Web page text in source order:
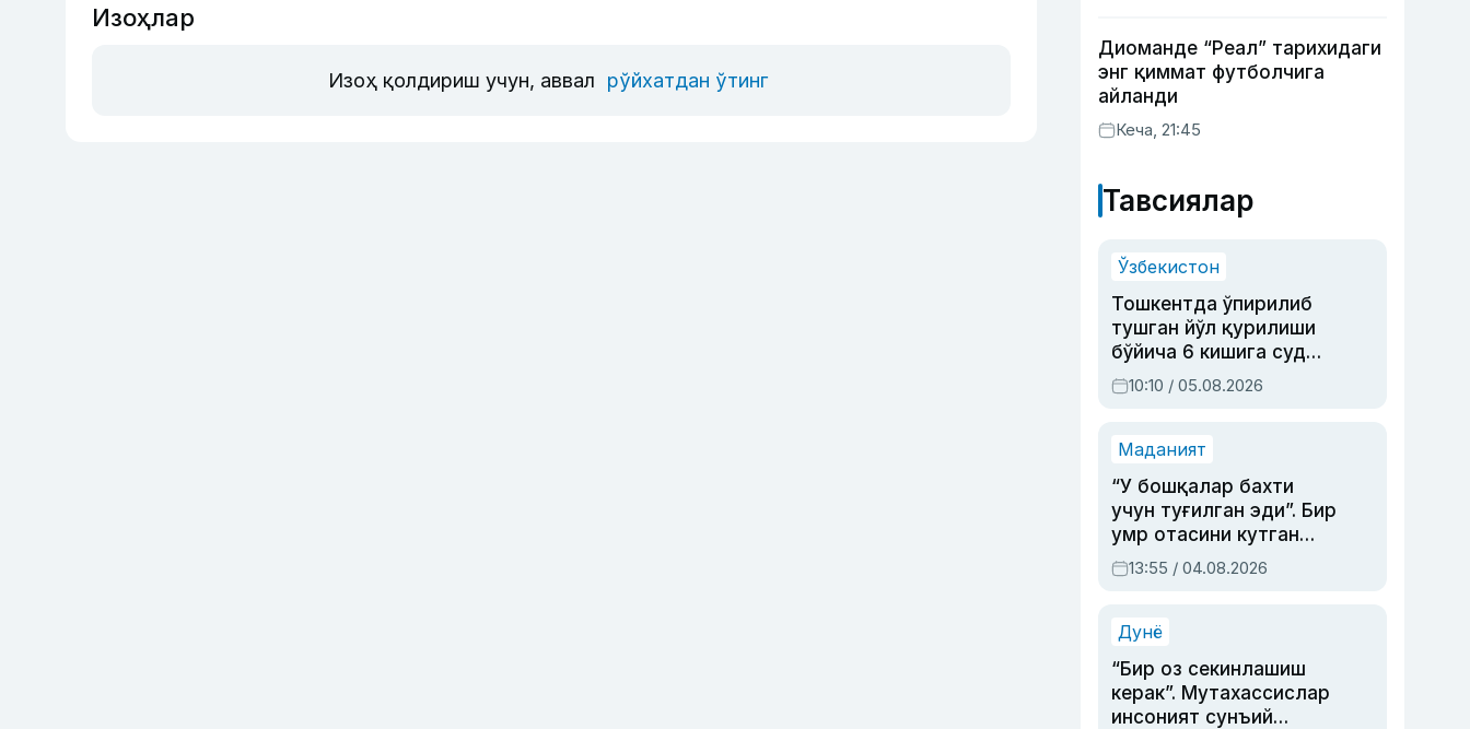
Изоҳлар
Изоҳ қолдириш учун, аввал рўйхатдан ўтинг
Диоманде “Реал” тарихидаги
энг қиммат футболчига
айланди
Кеча, 21:45
Тавсиялар
Ўзбекистон
Тошкентда ўпирилиб
тушган йўл қурилиши
бўйича 6 кишига суд
ҳукми ўқилди
10:10 / 05.08.2026
Маданият
“У бошқалар бахти
учун туғилган эди”. Бир
умр отасини кутган
актриса ва дубльяж
устаси Римма
синовларга тўла ҳаёти
13:55 / 04.08.2026
Дунё
“Бир оз секинлашиш
керак”. Мутахассислар
инсоният сунъий